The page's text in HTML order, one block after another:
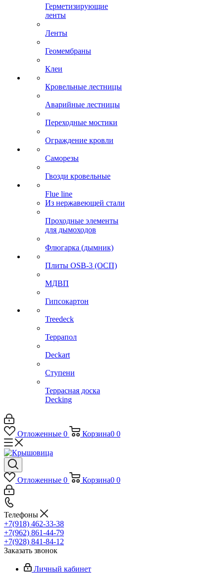
Герметизирующие
ленты
Ленты
Геомембраны
Клеи
Кровельные лестницы
Аварийные лестницы
Переходные мостики
Ограждение кровли
Саморезы
Гвозди кровельные
Flue line
Из нержавеющей стали
Проходные элементы
для дымоходов
Флюгарка (дымник)
Плиты OSB-3 (ОСП)
МДВП
Гипсокартон
Treedeck
Террапол
Deckart
Ступени
Террасная доска
Decking
Отложенные 0 Корзина0 0
Отложенные 0 Корзина0 0
Телефоны
+7(918) 462-33-38
+7(962) 861-44-79
+7(928) 841-84-12
Заказать звонок
Личный кабинет